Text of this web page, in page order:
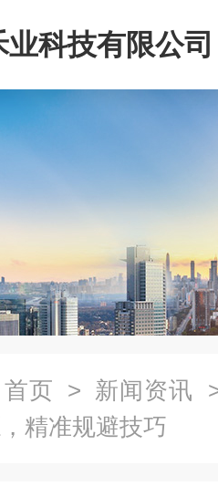
业科技有限公司
首页 > 新闻资讯
精准规避技巧